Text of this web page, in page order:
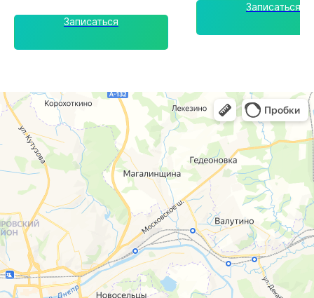
Записаться
Записаться
Почта: info@clinica-boli.ru
Номер телефона:+7 (4812) 25-25-00
Пн-пт 8:00 - 20:00 сб-вс 9:00 - 18:00
ул. Рыленкова, 11 Б
ул. Рыленкова, 40
пр-д Трамвайный, 6
ул. Шевченко, 65
ул. Рокоссовского, 65
г. Одинцово
ул. Говорова, 85
Диагностика
Лечение